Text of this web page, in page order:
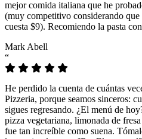
mejor comida italiana que he
(muy competitivo considerando
cuesta $9). Recomiendo la pasta
Mark Abell
“
He perdido la cuenta de cuántas
Pizzeria, porque seamos sinceros:
sigues regresando. ¿El menú de
pizza vegetariana, limonada de
fue tan increíble como suena.